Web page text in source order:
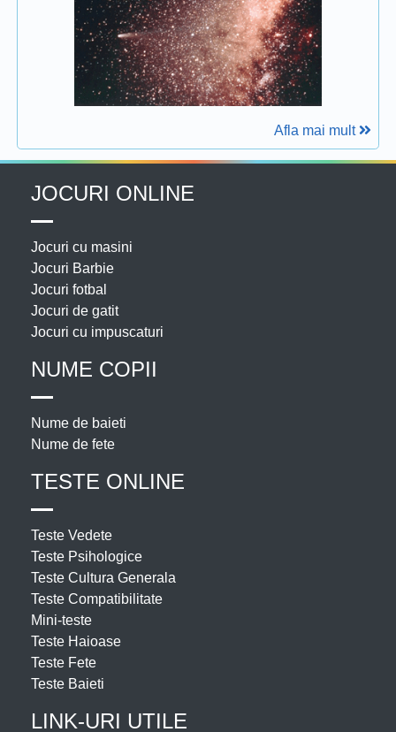
Afla mai mult
JOCURI ONLINE
Jocuri cu masini
Jocuri Barbie
Jocuri fotbal
Jocuri de gatit
Jocuri cu impuscaturi
NUME COPII
Nume de baieti
Nume de fete
TESTE ONLINE
Teste Vedete
Teste Psihologice
Teste Cultura Generala
Teste Compatibilitate
Mini-teste
Teste Haioase
Teste Fete
Teste Baieti
LINK-URI UTILE